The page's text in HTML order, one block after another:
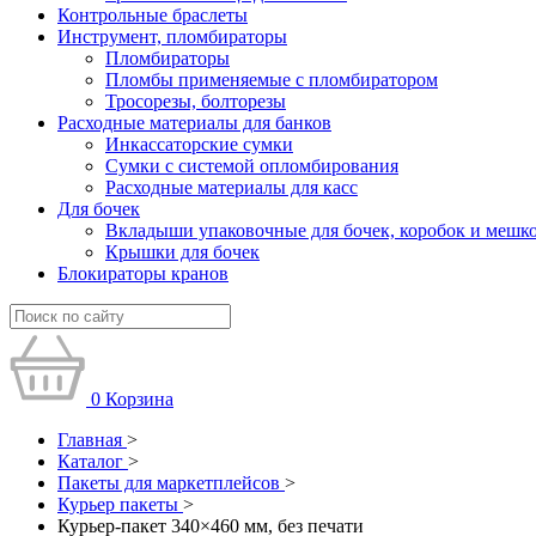
Контрольные браслеты
Инструмент, пломбираторы
Пломбираторы
Пломбы применяемые с пломбиратором
Тросорезы, болторезы
Расходные материалы для банков
Инкассаторские сумки
Сумки с системой опломбирования
Расходные материалы для касс
Для бочек
Вкладыши упаковочные для бочек, коробок и
Крышки для бочек
Блокираторы кранов
0 Корзина
Главная >
Каталог >
Пакеты для маркетплейсов >
Курьер пакеты >
Курьер-пакет 340×460 мм, без печати